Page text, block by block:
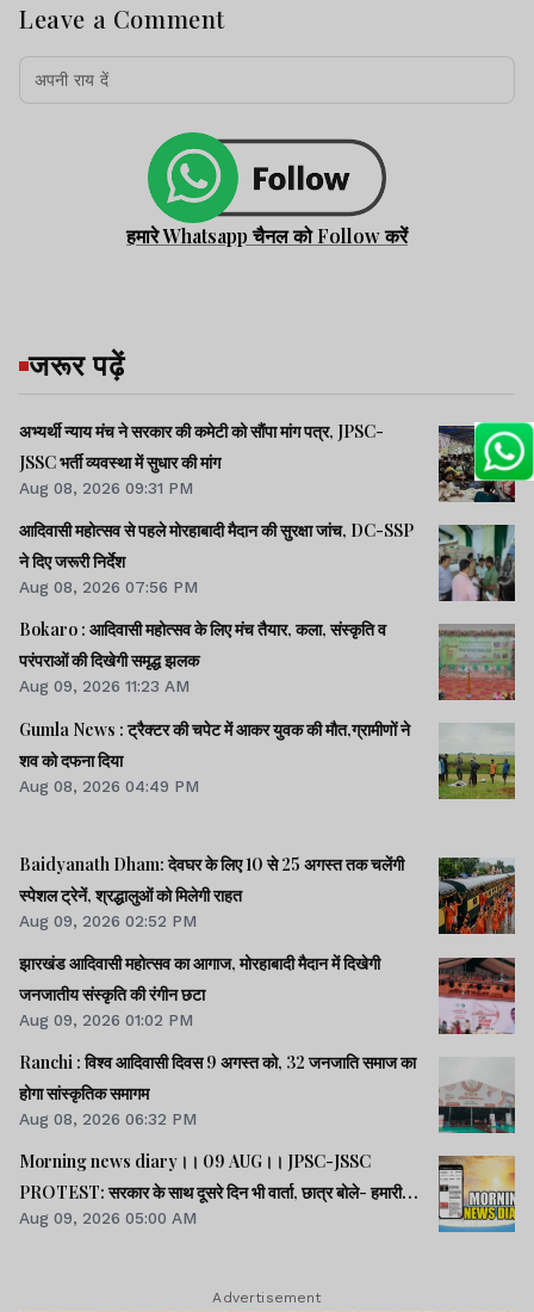
Leave a Comment
हमारे Whatsapp चैनल को Follow करें
जरूर पढ़ें
अभ्यर्थी न्याय मंच ने सरकार की कमेटी को सौंपा मांग पत्र, JPSC-
JSSC भर्ती व्यवस्था में सुधार की मांग
Aug 08, 2026 09:31 PM
आदिवासी महोत्सव से पहले मोरहाबादी मैदान की सुरक्षा जांच, DC-SSP
ने दिए जरूरी निर्देश
Aug 08, 2026 07:56 PM
Bokaro : आदिवासी महोत्सव के लिए मंच तैयार, कला, संस्कृति व
परंपराओं की दिखेगी समृद्ध झलक
Aug 09, 2026 11:23 AM
Gumla News : ट्रैक्टर की चपेट में आकर युवक की मौत,ग्रामीणों ने
शव को दफना दिया
Aug 08, 2026 04:49 PM
Baidyanath Dham: देवघर के लिए 10 से 25 अगस्त तक चलेंगी
स्पेशल ट्रेनें, श्रद्धालुओं को मिलेगी राहत
Aug 09, 2026 02:52 PM
झारखंड आदिवासी महोत्सव का आगाज, मोरहाबादी मैदान में दिखेगी
जनजातीय संस्कृति की रंगीन छटा
Aug 09, 2026 01:02 PM
Ranchi : विश्व आदिवासी दिवस 9 अगस्त को, 32 जनजाति समाज का
होगा सांस्कृतिक समागम
Aug 08, 2026 06:32 PM
Morning news diary।। 09 AUG।। JPSC-JSSC
PROTEST: सरकार के साथ दूसरे दिन भी वार्ता, छात्र बोले- हमारी
बातें सुनी गईं।। छात्रों के समर्थन में उतरी भाजपा, 10 को विधानसभा
Aug 09, 2026 05:00 AM
Advertisement